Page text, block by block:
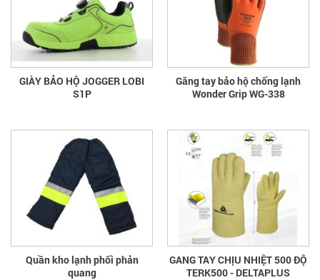
GIÀY BẢO HỘ JOGGER LOBI
S1P
Găng tay bảo hộ chống lạnh
Wonder Grip WG-338
Quần kho lạnh phối phản
quang
GANG TAY CHỊU NHIỆT 500 ĐỘ
TERK500 - DELTAPLUS